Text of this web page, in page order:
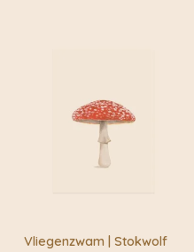
Vliegenzwam | Stokwolf